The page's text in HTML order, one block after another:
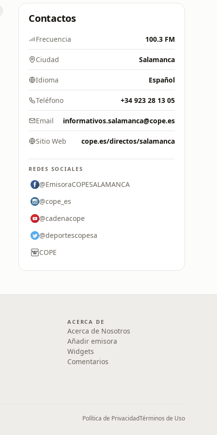
Contactos
Frecuencia 100.3 FM
Ciudad Salamanca
Idioma Español
Teléfono +34 923 28 13 05
Email informativos.salamanca@cope.es
Sitio Web cope.es/directos/salamanca
REDES SOCIALES
@EmisoraCOPESALAMANCA
@cope_es
@cadenacope
@deportescopesa
COPE
ACERCA DE
Acerca de Nosotros
Añadir emisora
Widgets
Comentarios
Política de PrivacidadTérminos de Uso